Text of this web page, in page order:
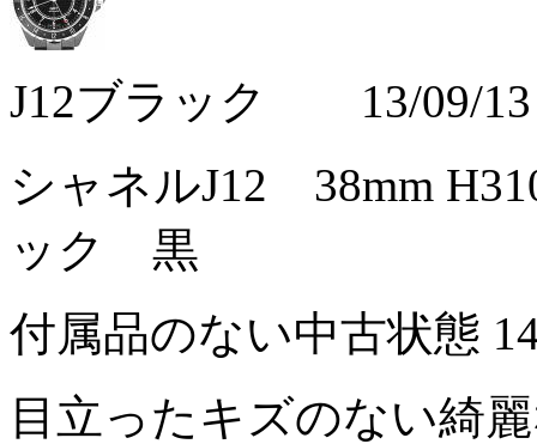
J12ブラック 13/09/13
シャネルJ12 38mm
ック 黒
付属品のない中古状態
目立ったキズのない綺